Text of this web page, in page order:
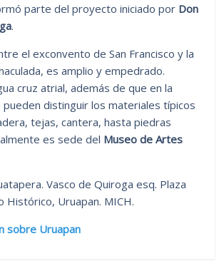
parte del proyecto iniciado por Don
.
el exconvento de San Francisco y la
es amplio y empedrado.
cruz atrial, además de que en la
pueden distinguir los materiales típicos
tejas, cantera, hasta piedras
es sede del Museo de Artes
Vasco de Quiroga esq. Plaza
Histórico, Uruapan. MICH.
sobre Uruapan